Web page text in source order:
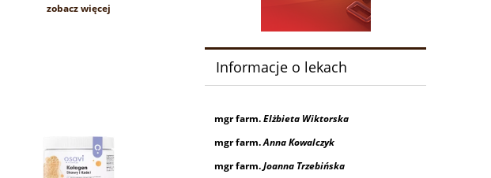
zobacz więcej
Informacje o lekach
mgr farm.Elżbieta Wiktorska
mgr farm.Anna Kowalczyk
mgr farm.Joanna Trzebińska